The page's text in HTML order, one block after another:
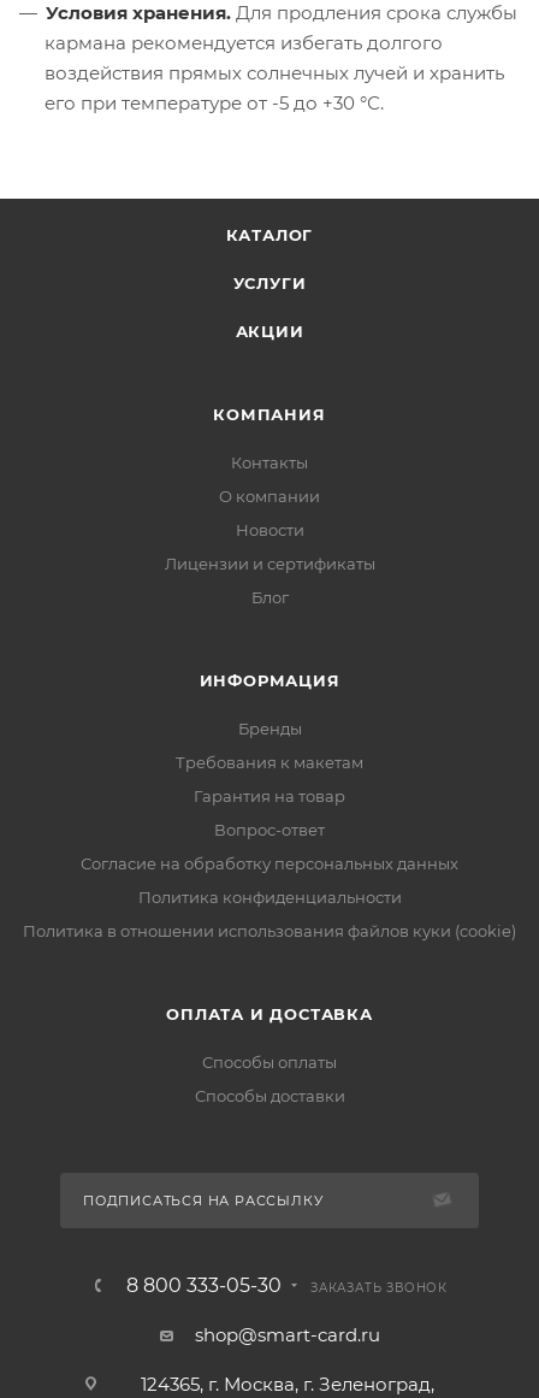
Условия хранения. Для продления срока службы
кармана рекомендуется избегать долгого
воздействия прямых солнечных лучей и хранить
его при температуре от -5 до +30 °С.
КАТАЛОГ
УСЛУГИ
АКЦИИ
КОМПАНИЯ
Контакты
О компании
Новости
Лицензии и сертификаты
Блог
ИНФОРМАЦИЯ
Бренды
Требования к макетам
Гарантия на товар
Вопрос-ответ
Согласие на обработку персональных данных
Политика конфиденциальности
Политика в отношении использования файлов куки (cookie)
ОПЛАТА И ДОСТАВКА
Способы оплаты
Способы доставки
ПОДПИСАТЬСЯ НА РАССЫЛКУ
8 800 333-05-30 ЗАКАЗАТЬ ЗВОНОК
shop@smart-card.ru
124365, г. Москва, г. Зеленоград,